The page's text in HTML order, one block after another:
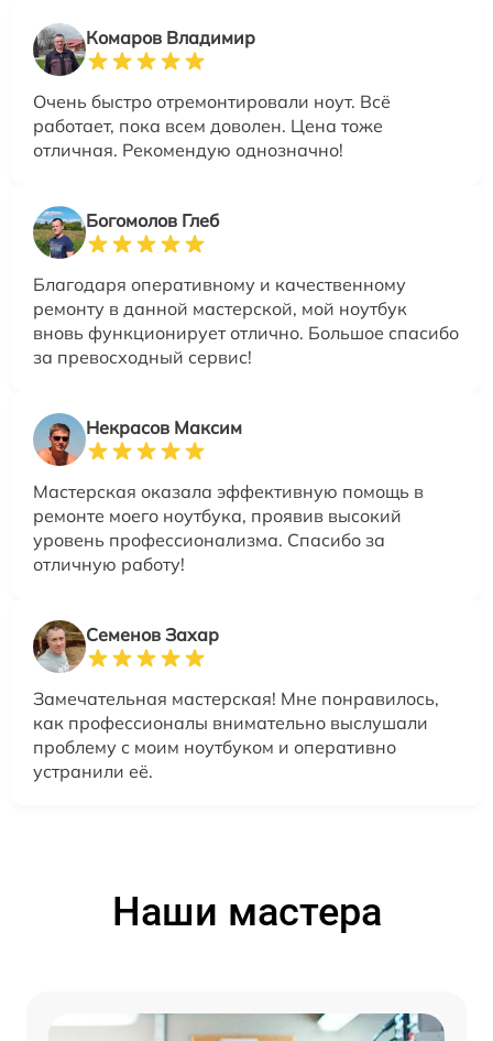
Комаров Владимир
Очень быстро отремонтировали ноут. Всё
работает, пока всем доволен. Цена тоже
отличная. Рекомендую однозначно!
Богомолов Глеб
Благодаря оперативному и качественному
ремонту в данной мастерской, мой ноутбук
вновь функционирует отлично. Большое спасибо
за превосходный сервис!
Некрасов Максим
Мастерская оказала эффективную помощь в
ремонте моего ноутбука, проявив высокий
уровень профессионализма. Спасибо за
отличную работу!
Семенов Захар
Замечательная мастерская! Мне понравилось,
как профессионалы внимательно выслушали
проблему с моим ноутбуком и оперативно
устранили её.
Наши мастера